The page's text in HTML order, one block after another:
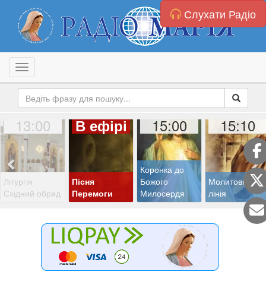
Слухати Радіо
Toggle navigation
13:00
Літургія
Східний обряд
В ефірі
Пісня
Перемоги
15:00
Коронка до
Божого
Милосердя
15:10
Молитовна
лінія